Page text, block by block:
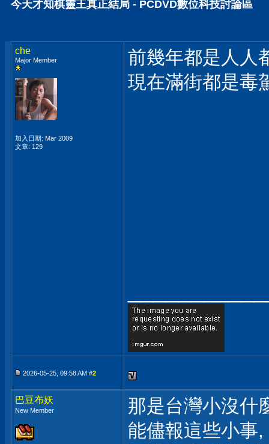
今天才知棋靈王真正結局 - PCDVD數位科技討論區
che
Major Member
加入日期: Mar 2009
文章: 129
前幾年都是人人
現在滿街都是毒
2026-05-25, 09:58 AM #2
巴豆布妖
New Member
那是台灣小沒什
能儘報這些小事